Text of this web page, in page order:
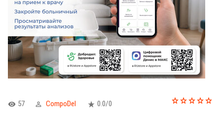
57 CompoDel 0.0/0